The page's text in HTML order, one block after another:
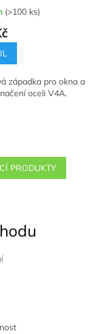
(>100 ks)
západka pro okna a
oceli V4A.
PRODUKTY